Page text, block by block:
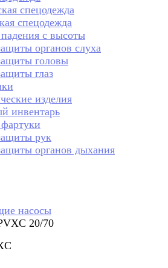
спецодежда
спецодежда
с высоты
органов слуха
головы
глаз
изделия
инвентарь
рук
органов дыхания
насосы
20/70